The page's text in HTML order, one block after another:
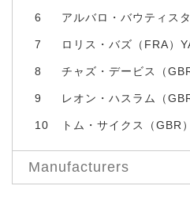
6 アルバロ・バウティス
7 ロリス・バズ（FRA）
8 チャズ・デービス（
9 レオン・ハスラム（
10 トム・サイクス（GBR
Manufacturers